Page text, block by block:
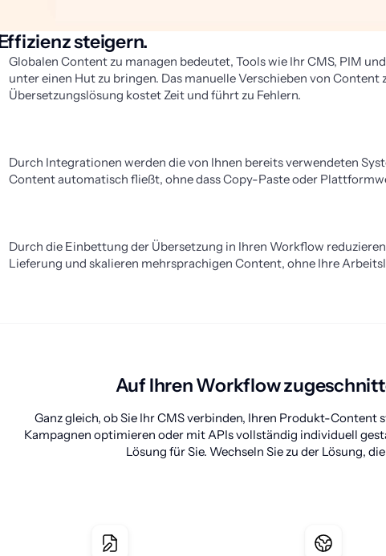
steigern.
Globalen Content zu managen bedeutet, Tools wie Ihr CMS, PIM
unter einen Hut zu bringen. Das manuelle Verschieben von Content
Übersetzungslösung kostet Zeit und führt zu Fehlern.
Durch Integrationen werden die von Ihnen bereits verwendeten
Content automatisch fließt, ohne dass Copy-Paste oder
Durch die Einbettung der Übersetzung in Ihren Workflow
Lieferung und skalieren mehrsprachigen Content, ohne Ihre
Auf Ihren Workflow
Ganz gleich, ob Sie Ihr CMS verbinden, Ihren Produkt-Content
Kampagnen optimieren oder mit APIs vollständig individuell
Lösung für Sie. Wechseln Sie zu der Lösung,